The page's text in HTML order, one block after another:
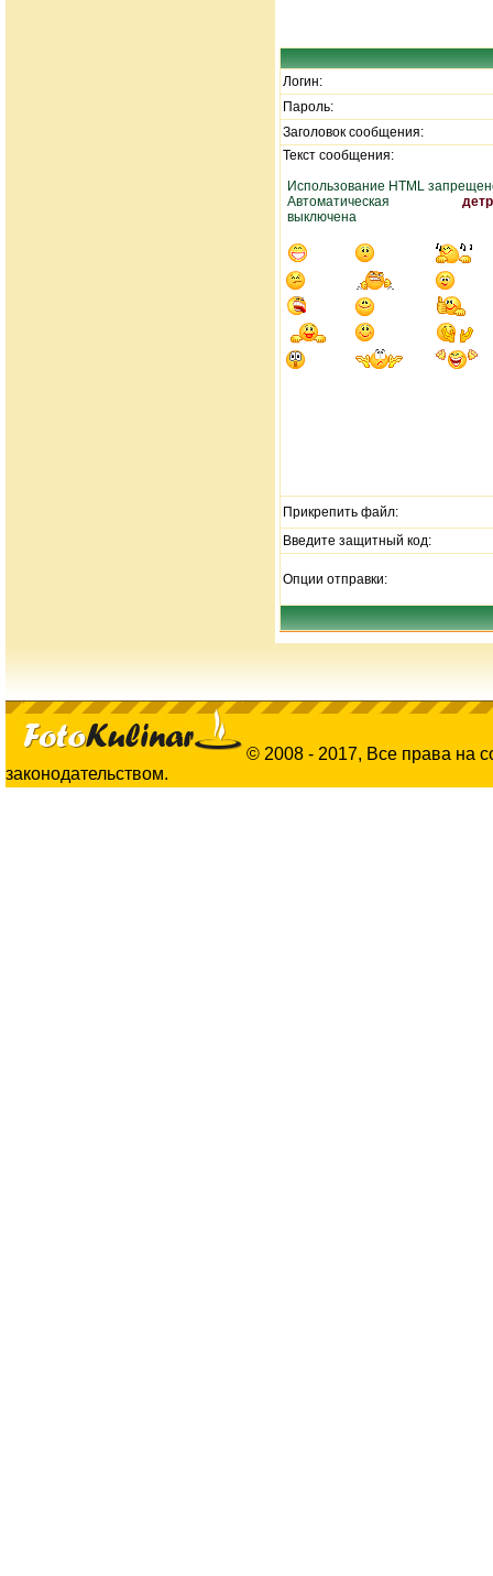
Логин:
Пароль:
Заголовок сообщения:
Текст сообщения:
Использование HTML
Автоматическая
выключена
Прикрепить файл:
Введите защитный код:
Опции отправки:
© 2008 - 2017, Все права на
законодательством.